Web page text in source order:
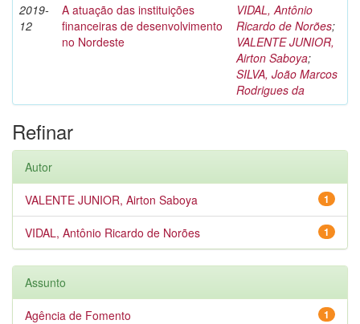
2019-
12
A atuação das instituições
financeiras de desenvolvimento
no Nordeste
VIDAL, Antônio
Ricardo de Norões;
VALENTE JUNIOR,
Airton Saboya;
SILVA, João Marcos
Rodrigues da
Refinar
Autor
1
VALENTE JUNIOR, Airton Saboya
1
VIDAL, Antônio Ricardo de Norões
Assunto
1
Agência de Fomento